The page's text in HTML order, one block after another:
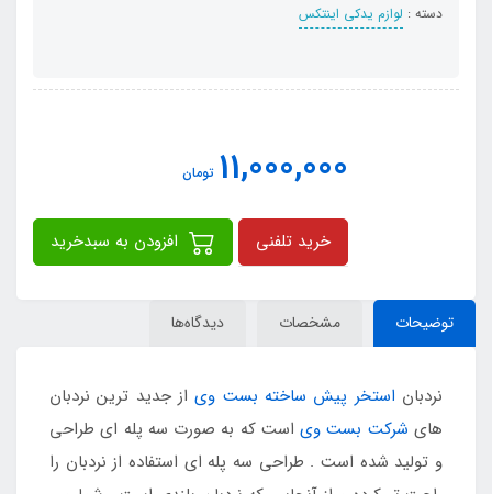
دسته : لوازم یدکی اینتکس
11,000,000 تومان
خرید تلفنی
توضیحات مشخصات دیدگاه‌ها
نردبان استخر پیش ساخته بست ویاز جدید ترین نردبان
های شرکت بست ویاست که به صورت سه پله ای طراحی
و تولید شده است . طراحی سه پله ای استفاده از نردبان را